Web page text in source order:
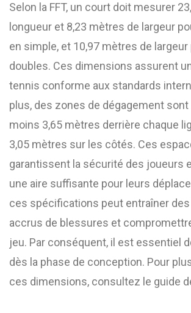
Selon la FFT, un court doit mesurer
longueur et 8,23 mètres de largeur
en simple, et 10,97 mètres de largeur
doubles. Ces dimensions assurent
tennis conforme aux standards
plus, des zones de dégagement sont
moins 3,65 mètres derrière chaque
3,05 mètres sur les côtés. Ces
garantissent la sécurité des joueurs
une aire suffisante pour leurs
ces spécifications peut entraîner
accrus de blessures et
jeu. Par conséquent, il est essentiel
dès la phase de conception. Pour
ces dimensions, consultez le guide